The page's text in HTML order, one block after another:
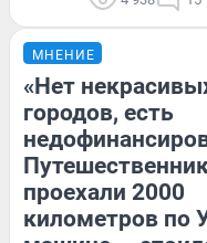
МНЕНИЕ
«Нет
городов, есть
проехали 2000
километров по